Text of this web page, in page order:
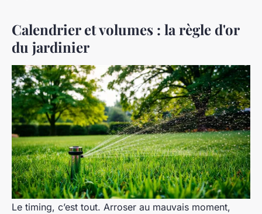
Calendrier et volumes : la règle d'or
du jardinier
Le timing, c’est tout. Arroser au mauvais moment,